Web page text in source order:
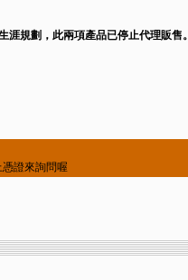
規劃，此兩項產品已停止代理販售。
證來詢問喔